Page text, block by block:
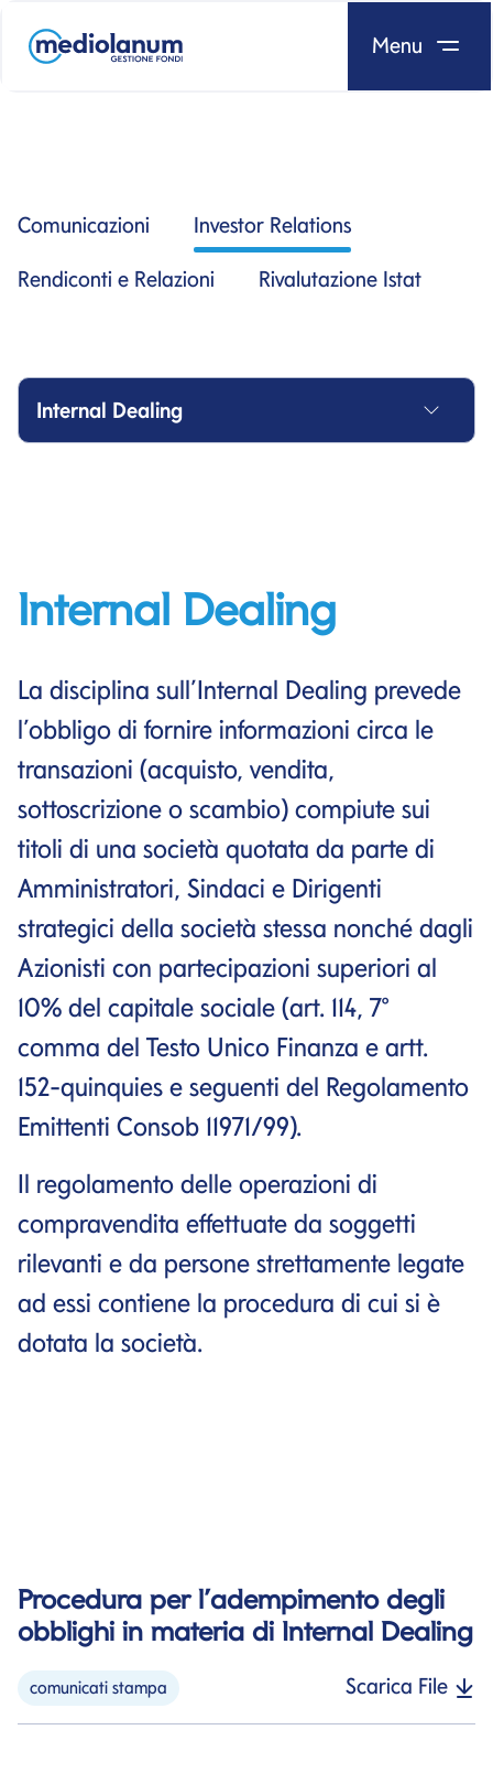
Salta al contenuto
Menu
Comunicazioni Investor Relations
Rendiconti e Relazioni Rivalutazione Istat
Internal Dealing
Internal Dealing
La disciplina sull’Internal Dealing prevede
l’obbligo di fornire informazioni circa le
transazioni (acquisto, vendita,
sottoscrizione o scambio) compiute sui
titoli di una società quotata da parte di
Amministratori, Sindaci e Dirigenti
strategici della società stessa nonché dagli
Azionisti con partecipazioni superiori al
10% del capitale sociale (art. 114, 7°
comma del Testo Unico Finanza e artt.
152-quinquies e seguenti del Regolamento
Emittenti Consob 11971/99).
Il regolamento delle operazioni di
compravendita effettuate da soggetti
rilevanti e da persone strettamente legate
ad essi contiene la procedura di cui si è
dotata la società.
Procedura per l’adempimento degli
obblighi in materia di Internal Dealing
comunicati stampa Scarica File